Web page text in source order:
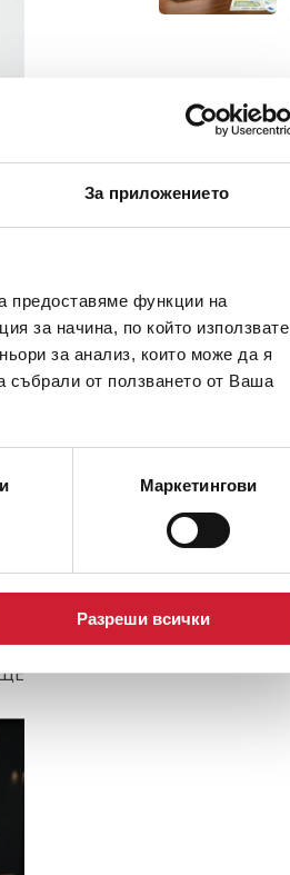
За приложението
предоставяме функции на
за начина, по който използвате
за анализ, които може да я
събрали от ползването от Ваша
Маркетингови
Разреши всички